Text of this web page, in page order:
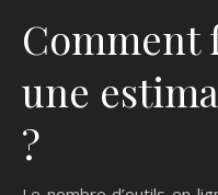
Comment
une
?